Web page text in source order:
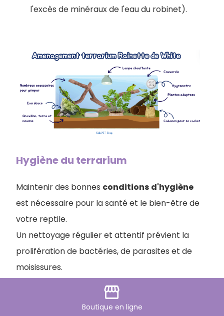
l'excès de minéraux de l'eau du robinet).
Hygiène du terrarium
Maintenir des bonnes conditions d'hygiène
est nécessaire pour la santé et le bien-être de
votre reptile.
Un nettoyage régulier et attentif prévient la
prolifération de bactéries, de parasites et de
moisissures.
demandera plus
storefront
Boutique en ligne